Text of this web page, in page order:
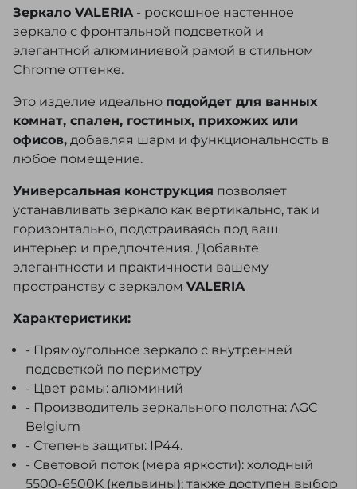
Зеркало VALERIA- роскошное настенное
зеркало с фронтальной подсветкой и
элегантной алюминиевой рамой в стильном
Chrome оттенке.
Это изделие идеально подойдет для ванных
комнат, спален, гостиных, прихожих или
офисов, добавляя шарм и функциональность в
любое помещение.
Универсальная конструкция позволяет
устанавливать зеркало как вертикально, так и
горизонтально, подстраиваясь под ваш
интерьер и предпочтения. Добавьте
элегантности и практичности вашему
пространству с зеркалом VALERIA
Характеристики:
- Прямоугольное зеркало с внутренней
подсветкой по периметру
- Цвет рамы: алюминий
- Производитель зеркального полотна: AGC
Belgium
- Степень защиты: IP44.
- Световой поток (мера яркости): холодный
5500-6500K (кельвины); также доступен выбор